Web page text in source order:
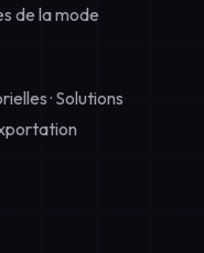
de la mode
· Solutions